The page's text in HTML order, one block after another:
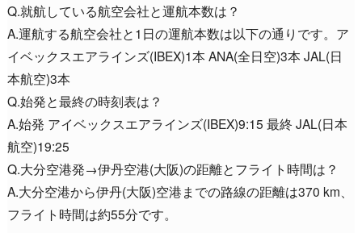
Q.就航している航空会社と運航本数は？
A.運航する航空会社と1日の運航本数は以下の通りです。ア
イベックスエアラインズ(IBEX)1本 ANA(全日空)3本 JAL(日
本航空)3本
Q.始発と最終の時刻表は？
A.始発 アイベックスエアラインズ(IBEX)9:15 最終 JAL(日本
航空)19:25
Q.大分空港発→伊丹空港(大阪)の距離とフライト時間は？
A.大分空港から伊丹(大阪)空港までの路線の距離は370 km、
フライト時間は約55分です。